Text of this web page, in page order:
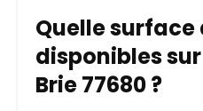
Quelle
disponibles
Brie 77680 ?